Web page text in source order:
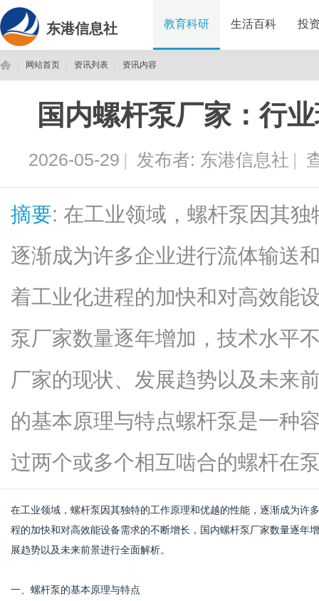
东港信息社 教育科研 生活百科 投
网站首页
›
资讯列表
›
资讯内容
国内螺杆泵厂家：行
2026-05-29 | 发布者: 东港信息社 |
摘要: 在工业领域，螺杆泵因其
逐渐成为许多企业进行流体输送
着工业化进程的加快和对高效能
泵厂家数量逐年增加，技术水平
厂家的现状、发展趋势以及未来
的基本原理与特点螺杆泵是一种
过两个或多个相互啮合的螺杆在
在工业领域，螺杆泵因其独特的工作原理和优越的性能，逐渐成为许
程的加快和对高效能设备需求的不断增长，国内螺杆泵厂家数量逐年
展趋势以及未来前景进行全面解析。
一、螺杆泵的基本原理与特点